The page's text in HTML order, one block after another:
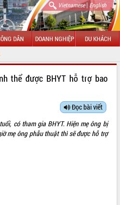
Vietnamese| English
DÂN DOANH NGHIỆP DU KHÁCH
thể được BHYT hỗ trợ bao
Đọc bài viết
có tham gia BHYT. Hiện mẹ ông bị
mẹ ông phẫu thuật thì sẽ được hỗ trợ